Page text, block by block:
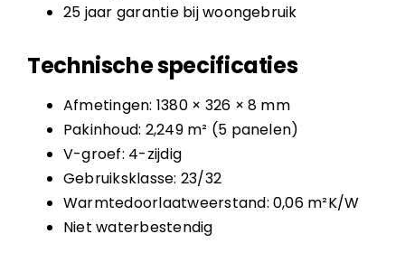
25 jaar garantie bij woongebruik
Technische specificaties
Afmetingen: 1380 × 326 × 8 mm
Pakinhoud: 2,249 m² (5 panelen)
V-groef: 4-zijdig
Gebruiksklasse: 23/32
Warmtedoorlaatweerstand: 0,06 m²K/W
Niet waterbestendig